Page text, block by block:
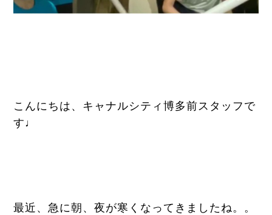
こんにちは、キャナルシティ博多前スタッフで
す♩
最近、急に朝、夜が寒くなってきましたね。。